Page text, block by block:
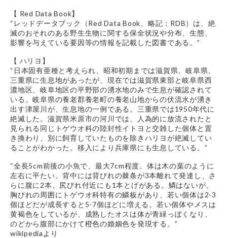
【 Red Data Book】
“レッドデータブック（Red Data Book、略記：RDB）は、絶
滅のおそれのある野生生物に関する保全状況や分布、生態、
影響を与えている要因等の情報を記載した図書である。”
【 ハリヨ】
“日本固有亜種と考えられ、昭和初期までは滋賀県、岐阜県、
三重県に生息地があったが、現在では滋賀県東部と岐阜県西
濃地区、岐阜地区の平野部の湧水地のみで生息が確認されて
いる。岐阜県の養老郡養老町の養老山地からの伏流水が湧き
出す津屋川が、生息地の一例である。三重県では1950年代に
絶滅した。滋賀県米原市の河川では、人為的に放流されたと
見られる同じトゲウオ科の陸封性イトヨと交雑した個体と置
き換わり、別に飼育していたものを除きハリヨが絶滅してい
ることがわかった。移入により兵庫県にも生息している。”
“全長5cm前後の小魚で、最大7cm程度。体は木の葉のように
左右に平たい。背中には背びれの棘条が3本離れて発達し、さ
らに腹に2本、尻びれ付近にも1本とげがある。鱗はないが、
胸びれの周囲にトゲウオ科特有の鱗板があり、若い個体は2-3
個ほどだが成長すると5-7個ほどに増える。若い個体やメスは
黄褐色をしているが、成熟したオスは体が青緑っぽくなり、
のどから腹部にかけて橙色の婚姻色を発現する。”
wikipediaより